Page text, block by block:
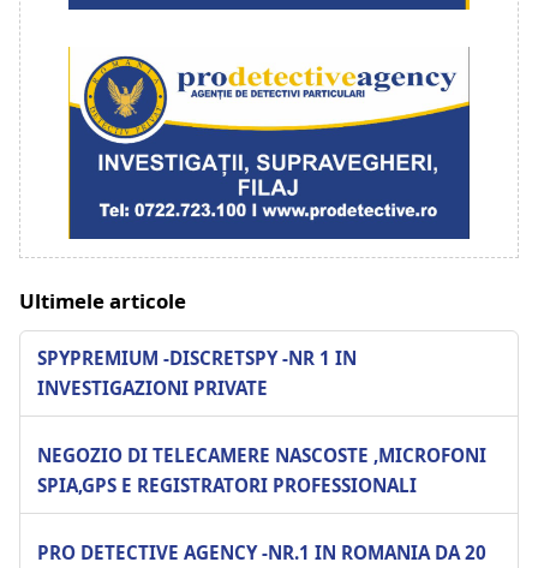
Ultimele articole
SPYPREMIUM -DISCRETSPY -NR 1 IN
INVESTIGAZIONI PRIVATE
NEGOZIO DI TELECAMERE NASCOSTE ,MICROFONI
SPIA,GPS E REGISTRATORI PROFESSIONALI
PRO DETECTIVE AGENCY -NR.1 IN ROMANIA DA 20